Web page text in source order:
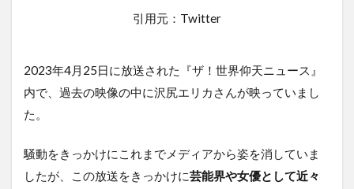
引用元：Twitter
2023年4月25日に放送された『ザ！世界仰天ニュース』
内で、過去の映像の中に沢尻エリカさんが映っていまし
た。
騒動をきっかけにこれまでメディアから姿を消していま
したが、この放送をきっかけに芸能界や女優として近々